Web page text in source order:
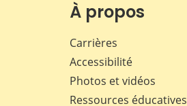
À propos
Carrières
Accessibilité
Photos et vidéos
Ressources éducatives